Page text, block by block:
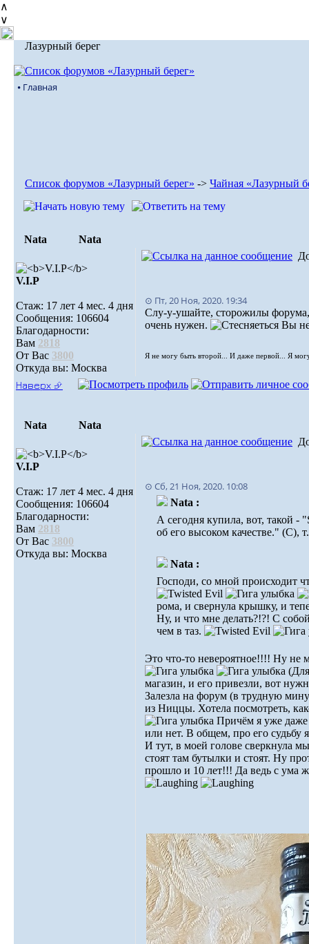
∧
∨
Лазурный берег
⦁ Главная
Список форумов «Лазурный берег» -> Чайная «Лазурный
Nata Nata
V.I.Р
Стаж: 17 лет 4 мес. 4 дня
Сообщения: 106604
Благодарности:
Вам 2818
От Вас 3800
Откуда вы: Москва
⊙ Пт, 20 Ноя, 2020. 19:34
Слу-у-ушайте, сторожилы
очень нужен.
Вы
Я не могу быть второй... И даже первой... Я
Наверх ⮵
Nata Nata
V.I.Р
Стаж: 17 лет 4 мес. 4 дня
Сообщения: 106604
Благодарности:
Вам 2818
От Вас 3800
Откуда вы: Москва
⊙ Сб, 21 Ноя, 2020. 10:08
Nata :
А сегодня купила, вот, такой -
об его высоком качестве." (С),
Nata :
Господи, со мной происходит
рома, и свернула крышку, и
Ну, и что мне делать?!?! С
чем в таз.
Это что-то невероятное!!!! Ну не
магазин, и его привезли, вот
Залезла на форум (в трудную
из Ниццы. Хотела посмотреть,
Причём я уже даже
или нет. В общем, про его судьбу
И тут, в моей голове сверкнула
стоят там бутылки и стоят. Ну
прошло и 10 лет!!! Да ведь с ума